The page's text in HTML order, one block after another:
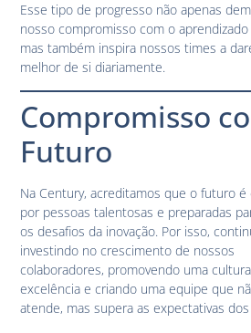
Esse tipo de progresso não apenas
nosso compromisso com o
mas também inspira nossos times a
melhor de si diariamente.
Compromisso
Futuro
Na Century, acreditamos que o futuro
por pessoas talentosas e preparadas
os desafios da inovação. Por isso,
investindo no crescimento de nossos
colaboradores, promovendo uma
excelência e criando uma equipe que
atende, mas supera as expectativas